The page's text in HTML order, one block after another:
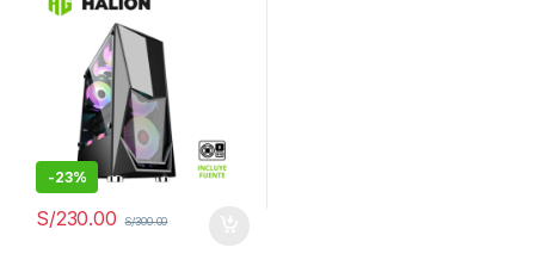
-23%
S/230.00 S/300.00